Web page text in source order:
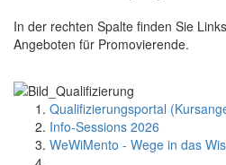
In der rechten Spalte finden Sie
Angeboten für Promovierende.
Qualifizierungsportal
Info-Sessions 2026
WeWiMento - Wege in das